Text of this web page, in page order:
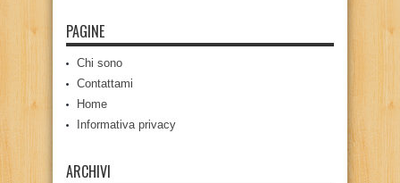
PAGINE
Chi sono
Contattami
Home
Informativa privacy
ARCHIVI